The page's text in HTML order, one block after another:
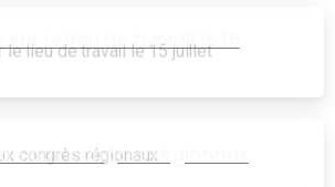
le lieu de travail le 15
aux congrès régionaux